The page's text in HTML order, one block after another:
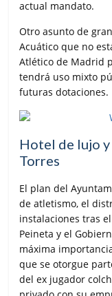
actual mandato.
Otro asunto de
Acuático que no
Atlético de Madrid
tendrá uso mixto
futuras dotaciones.
Hotel de lujo
Torres
El plan del
de atletismo, el
instalaciones tras
Peineta y el
máxima
que se otorgue
del ex jugador